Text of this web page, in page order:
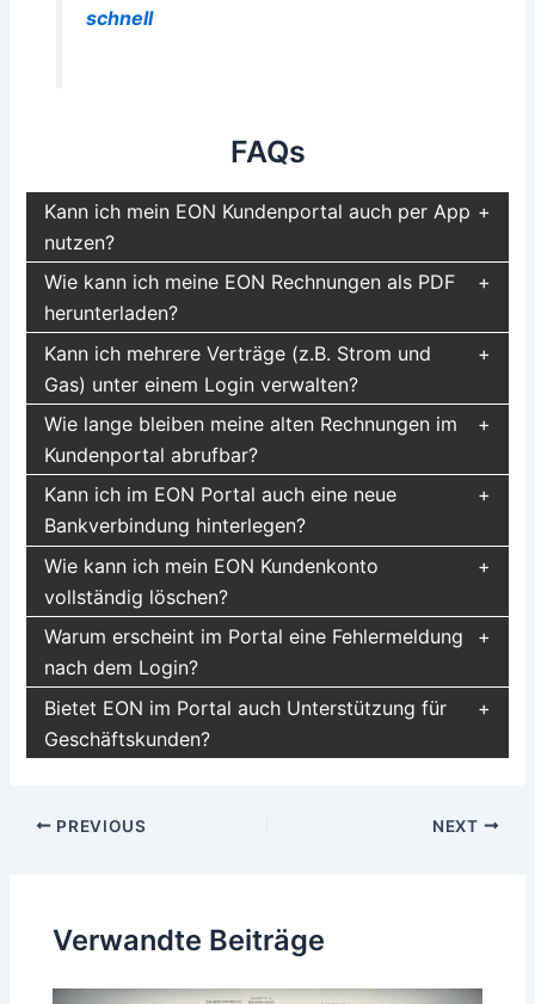
schnell
FAQs
Kann ich mein EON Kundenportal auch per App
nutzen?
Wie kann ich meine EON Rechnungen als PDF
herunterladen?
Kann ich mehrere Verträge (z.B. Strom und
Gas) unter einem Login verwalten?
Wie lange bleiben meine alten Rechnungen im
Kundenportal abrufbar?
Kann ich im EON Portal auch eine neue
Bankverbindung hinterlegen?
Wie kann ich mein EON Kundenkonto
vollständig löschen?
Warum erscheint im Portal eine Fehlermeldung
nach dem Login?
Bietet EON im Portal auch Unterstützung für
Geschäftskunden?
Post
PREVIOUS NEXT
Verwandte Beiträge